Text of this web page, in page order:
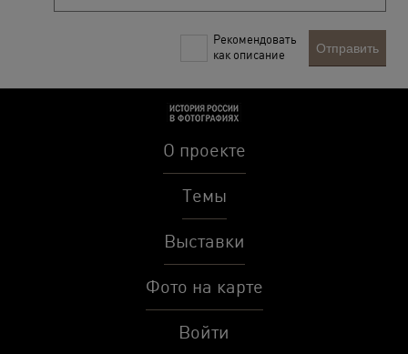
Рекомендовать
как описание
Отправить
О проекте
Темы
Выставки
Фото на карте
Войти